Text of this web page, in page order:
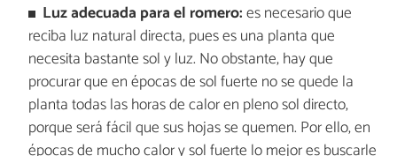
Luz adecuada para el romero:es necesario que
reciba luz natural directa, pues es una planta que
necesita bastante sol y luz. No obstante, hay que
procurar que en épocas de sol fuerte no se quede la
planta todas las horas de calor en pleno sol directo,
porque será fácil que sus hojas se quemen. Por ello, en